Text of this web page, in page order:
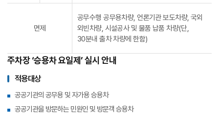
면제
공무수행 공무용차량, 언론기관 보도차량, 국외
외빈차량, 시설공사 및 물품 납품 차량(단,
30분내 출차 차량에 한함)
주차장 ‘승용차 요일제’ 실시 안내
적용대상
공공기관의 공무용 및 자가용 승용차
공공기관을 방문하는 민원인 및 방문객 승용차